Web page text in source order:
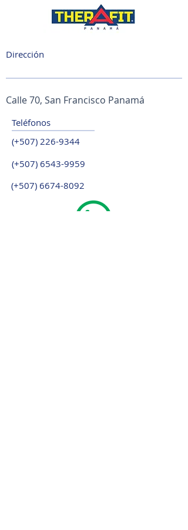
Dirección
Calle 70, San Francisco Panamá
Teléfonos
(+507) 226-9344
(+507) 6543-9959
(+507) 6674-8092